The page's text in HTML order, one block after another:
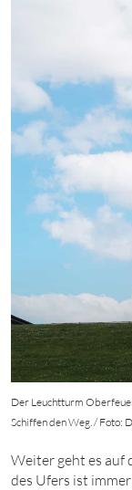
Der Leuchtturm
Schiffen den Weg. / Foto:
Weiter geht es auf
des Ufers ist